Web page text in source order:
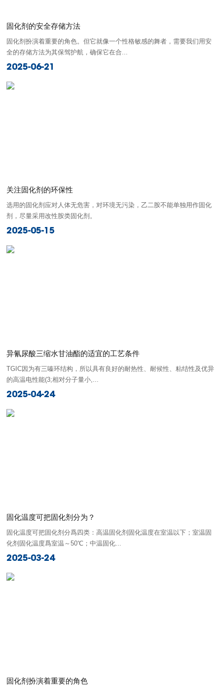
固化剂的安全存储方法
固化剂扮演着重要的角色。但它就像一个性格敏感的舞者，需要我们用安
全的存储方法为其保驾护航，确保它在合...
2025-06-21
​关注固化剂的环保性
选用的固化剂应对人体无危害，对环境无污染，乙二胺不能单独用作固化
剂，尽量采用改性胺类固化剂。
2025-05-15
异氰尿酸三缩水甘油酯的适宜的工艺条件
TGIC因为有三嗪环结构，所以具有良好的耐热性、耐候性、粘结性及优异
的高温电性能(3;相对分子量小,...
2025-04-24
固化温度可把固化剂分为？
固化温度可把固化剂分爲四类：高温固化剂固化温度在室温以下；室温固
化剂固化温度爲室温～50℃；中温固化...
2025-03-24
固化剂扮演着重要的角色